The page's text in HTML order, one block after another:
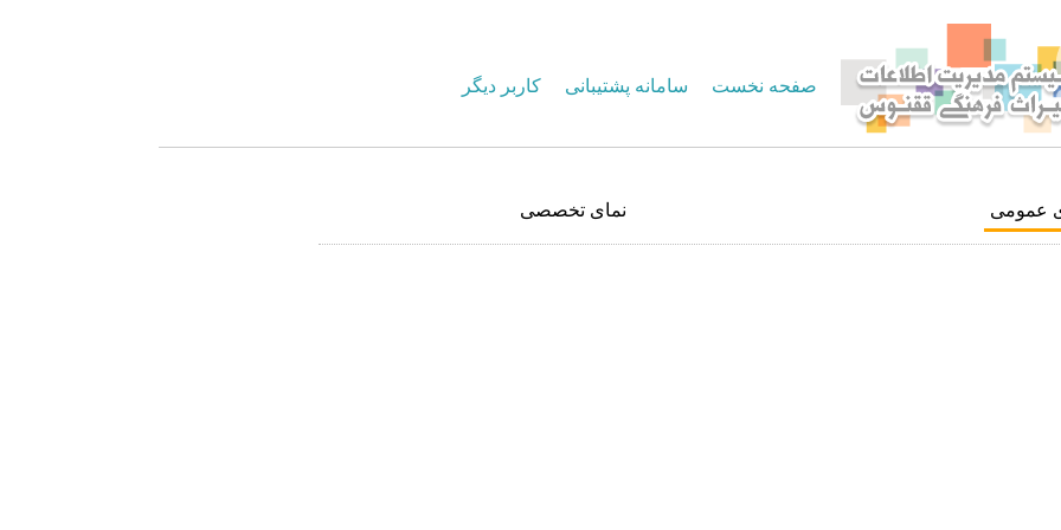
صفحه نخست سامانه پشتیبانی کاربر دیگر
عمومی نمای تخصصی